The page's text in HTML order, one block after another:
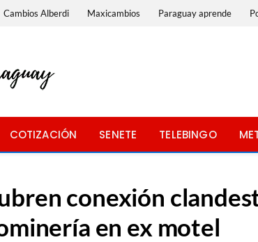
Cambios Alberdi Maxicambios Paraguay aprende
COTIZACIÓN SENETE TELEBINGO
conexión
en ex motel